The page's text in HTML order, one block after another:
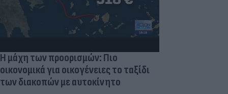
Η μάχη των προορισμών: Πιο
οικονομικά για οικογένειες το ταξίδι
των διακοπών με αυτοκίνητο